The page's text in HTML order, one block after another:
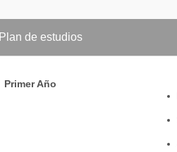
Plan de estudios
Primer Año